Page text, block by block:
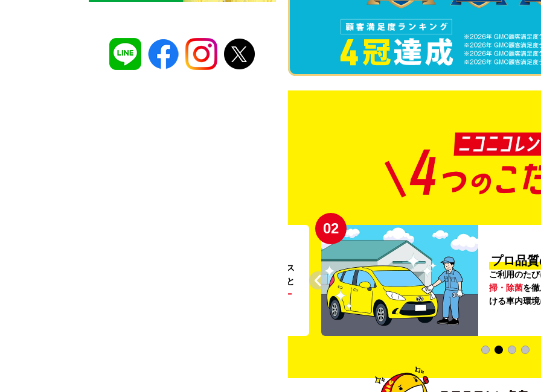
。ガソリンス
タンドや整備工場の既存インフラを活用すること
リー
02
プロ品
ご利用のた
掃・除菌を
ける車内環